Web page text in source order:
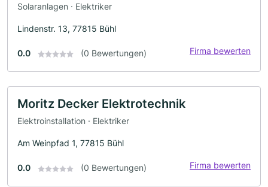
Solaranlagen · Elektriker
Lindenstr. 13, 77815 Bühl
0.0 (0 Bewertungen) Firma bewerten
Moritz Decker Elektrotechnik
Elektroinstallation · Elektriker
Am Weinpfad 1, 77815 Bühl
0.0 (0 Bewertungen) Firma bewerten